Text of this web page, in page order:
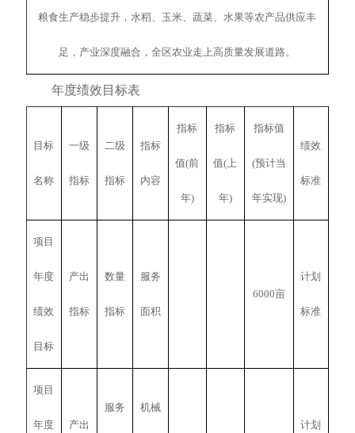
粮食生产稳步提升，水稻、玉米、蔬菜、水果等农产品供应丰
足，产业深度融合，全区农业走上高质量发展道路。
年度绩效目标表
目标
名称
一级
指标
二级
指标
指标
内容
指标
值(前
年)
指标
值(上
年)
指标值
(预计当
年实现)
绩效
标准
项目
年度
绩效
目标
产出
指标
数量
指标
服务
面积
6000亩
计划
标准
项目
年度 产出
服务 机械
计划